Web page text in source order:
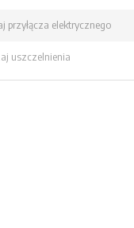
przyłącza elektrycznego
uszczelnienia